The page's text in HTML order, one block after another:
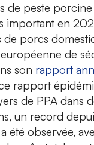
de peste porcine
important en
de porcs
de
son rapport
rapport
de PPA dans
un record
été observée,